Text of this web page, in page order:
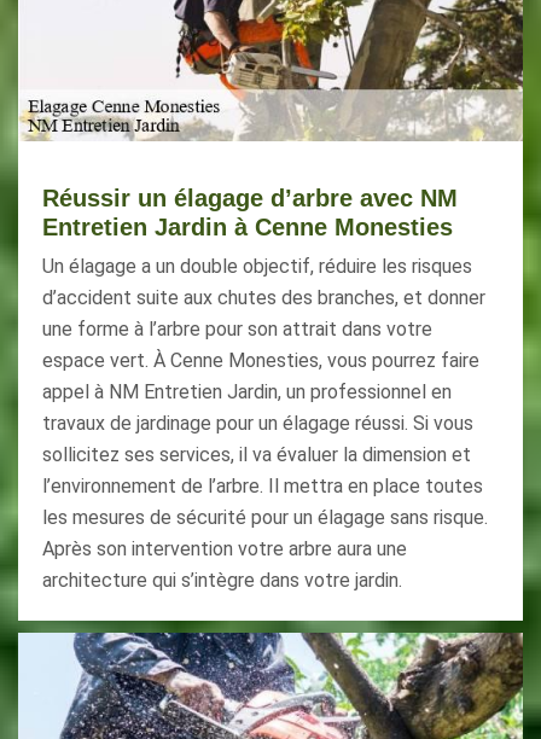
Réussir un élagage d’arbre avec NM
Entretien Jardin à Cenne Monesties
Un élagage a un double objectif, réduire les risques
d’accident suite aux chutes des branches, et donner
une forme à l’arbre pour son attrait dans votre
espace vert. À Cenne Monesties, vous pourrez faire
appel à NM Entretien Jardin, un professionnel en
travaux de jardinage pour un élagage réussi. Si vous
sollicitez ses services, il va évaluer la dimension et
l’environnement de l’arbre. Il mettra en place toutes
les mesures de sécurité pour un élagage sans risque.
Après son intervention votre arbre aura une
architecture qui s’intègre dans votre jardin.